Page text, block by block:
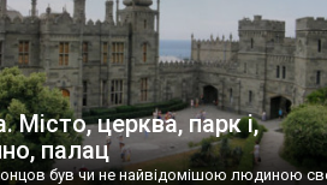
Місто, церква, парк і,
палац
був чи не найвідомішою людиною